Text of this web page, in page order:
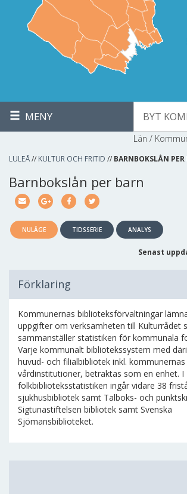
MENY BYT
Län /
LULEÅ// KULTUR OCH FRITID // BARNBOKSLÅN PER
Barnbokslån per barn
NULÄGE TIDSSERIE ANALYS
Senast
Förklaring
Kommunernas biblioteksförvaltningar
uppgifter om verksamheten till Kulturrådet
sammanställer statistiken för kommunala
Varje kommunalt bibliotekssystem med
huvud- och filialbibliotek inkl.
vårdinstitutioner, betraktas som en enhet. I
folkbiblioteksstatistiken ingår vidare 38
sjukhusbibliotek samt Talboks- och
Sigtunastiftelsen bibliotek samt Svenska
Sjömansbiblioteket.